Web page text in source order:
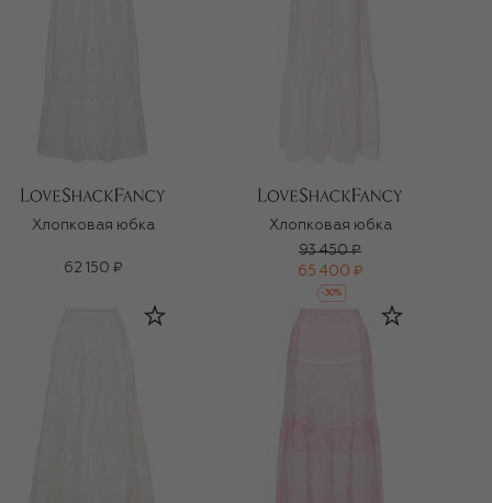
Хлопковая юбка
62 150 ₽
Хлопковая юбка
93 450 ₽
65 400 ₽
-30%